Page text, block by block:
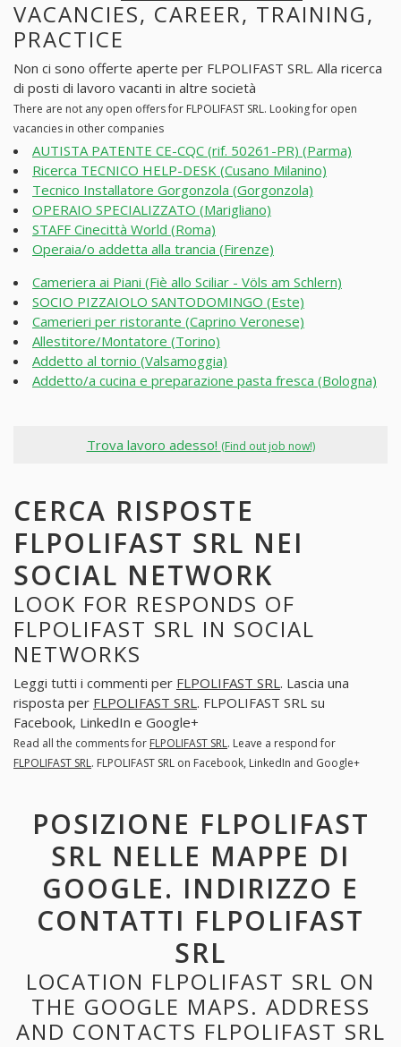
VACANCIES, CAREER, TRAINING,
PRACTICE
Non ci sono offerte aperte per FLPOLIFAST SRL. Alla ricerca
di posti di lavoro vacanti in altre società
There are not any open offers for FLPOLIFAST SRL. Looking for open
vacancies in other companies
AUTISTA PATENTE CE-CQC (rif. 50261-PR) (Parma)
Ricerca TECNICO HELP-DESK (Cusano Milanino)
Tecnico Installatore Gorgonzola (Gorgonzola)
OPERAIO SPECIALIZZATO (Marigliano)
STAFF Cinecittà World (Roma)
Operaia/o addetta alla trancia (Firenze)
Cameriera ai Piani (Fiè allo Sciliar - Völs am Schlern)
SOCIO PIZZAIOLO SANTODOMINGO (Este)
Camerieri per ristorante (Caprino Veronese)
Allestitore/Montatore (Torino)
Addetto al tornio (Valsamoggia)
Addetto/a cucina e preparazione pasta fresca (Bologna)
Trova lavoro adesso! (Find out job now!)
CERCA RISPOSTE
FLPOLIFAST SRL NEI
SOCIAL NETWORK
LOOK FOR RESPONDS OF
FLPOLIFAST SRL IN SOCIAL
NETWORKS
Leggi tutti i commenti per FLPOLIFAST SRL. Lascia una
risposta per FLPOLIFAST SRL. FLPOLIFAST SRL su
Facebook, LinkedIn e Google+
Read all the comments for FLPOLIFAST SRL. Leave a respond for
FLPOLIFAST SRL. FLPOLIFAST SRL on Facebook, LinkedIn and Google+
POSIZIONE FLPOLIFAST
SRL NELLE MAPPE DI
GOOGLE. INDIRIZZO E
CONTATTI FLPOLIFAST
SRL
LOCATION FLPOLIFAST SRL ON
THE GOOGLE MAPS. ADDRESS
AND CONTACTS FLPOLIFAST SRL